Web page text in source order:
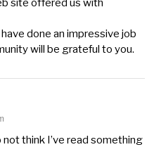
site offered us with
done an impressive job
will be grateful to you.
not think I’ve read something